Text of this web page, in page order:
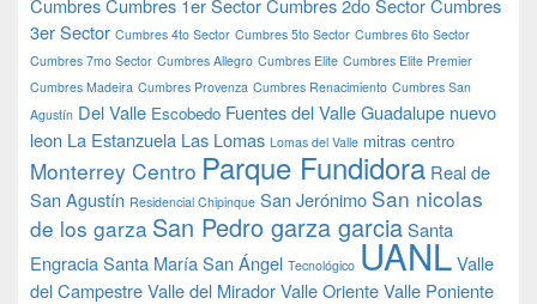
CumbresCumbres 1er SectorCumbres 2do SectorCumbres
3er Sector Cumbres 4to Sector Cumbres 5to Sector Cumbres 6to Sector
Cumbres 7mo Sector Cumbres Allegro Cumbres Elite Cumbres Elite Premier
Cumbres Madeira Cumbres Provenza Cumbres Renacimiento Cumbres San
Agustín Del Valle Escobedo Fuentes del ValleGuadalupe nuevo
leon La Estanzuela Las Lomas Lomas del Valle mitras centro
Monterrey Centro Parque Fundidora Real de
San Agustín Residencial Chipinque San Jerónimo San nicolas
de los garza San Pedro garza garciaSanta
EngraciaSanta MaríaSan Ángel Tecnológico UANLValle
del CampestreValle del MiradorValle OrienteValle Poniente